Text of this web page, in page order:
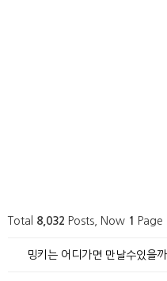
Total 8,032 Posts, Now 1 Page
밍키는 어디가면 만날수있을